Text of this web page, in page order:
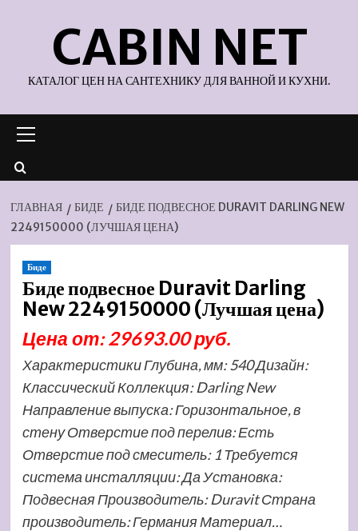
содержимомуCABIN NET
КАТАЛОГ ЦЕН НА САНТЕХНИКУ ДЛЯ ВАННОЙ И КУХНИ.
меню
ГЛАВНАЯ БИДЕ
БИДЕ ПОДВЕСНОЕ DURAVIT DARLING NEW
2249150000 (ЛУЧШАЯ ЦЕНА)
Биде
Биде подвесное Duravit Darling
New 2249150000 (Лучшая цена)
Цена от: 29693.00 руб.
Характеристики Глубина, мм: 540 Дизайн:
Классический Коллекция: Darling New
Направление выпуска: Горизонтальное, в
стену Отверстие под перелив: Есть
Отверстие под смеситель: 1 Требуется
система инсталляции: Да Установка:
Подвесная Производитель: Duravit Страна
производитель: Германия Материал…